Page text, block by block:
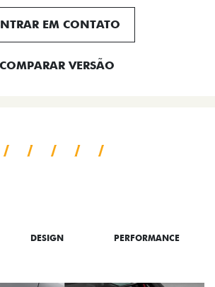
EM CONTATO
COMPARAR VERSÃO
DESIGN PERFORMANCE